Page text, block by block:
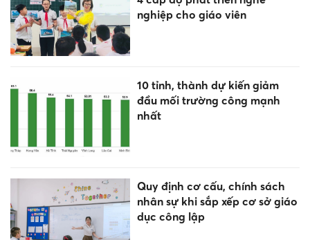
nghiệp cho giáo viên
10 tỉnh, thành dự kiến giảm
đầu mối trường công mạnh
nhất
Quy định cơ cấu, chính sách
nhân sự khi sắp xếp cơ sở giáo
dục công lập